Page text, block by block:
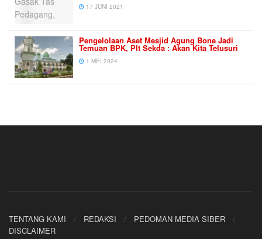
17 JUNI 2021
Pengelolaan Aset Mesjid Agung Bone Jadi
Temuan BPK, Plt Sekda : Akan Kita Telusuri
1 MEI 2024
TENTANG KAMI REDAKSI
PEDOMAN MEDIA SIBER
DISCLAIMER